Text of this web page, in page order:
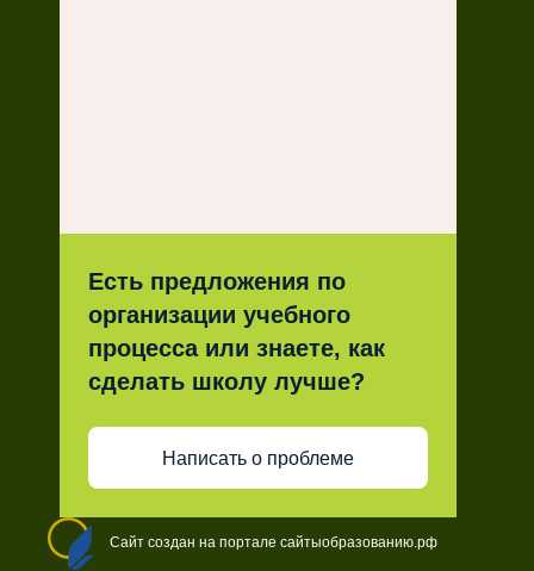
Есть предложения по
организации учебного
процесса или знаете, как
сделать школу лучше?
Написать о проблеме
Сайт создан на портале сайтыобразованию.рф